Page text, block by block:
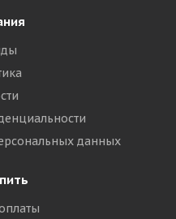
данных